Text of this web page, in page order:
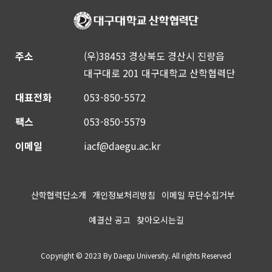
주소
대표전화
팩스
이메일
(우)38453 경상북도 경산시 진량읍
대구대로 201 대구대학교 산학협력단
053-850-5572
053-850-5579
iacf@daegu.ac.kr
산학협력단소개 개인정보처리방침 이메일 무단수집거부
예결산 공고 찾아오시는길
Copyright © 2023 By Daegu University. All rights Reserved